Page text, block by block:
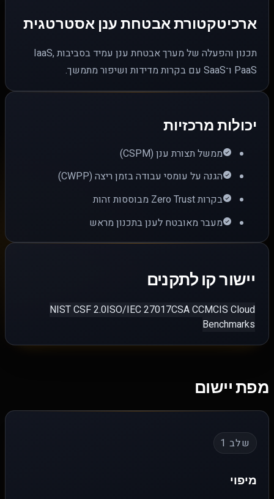
ארכיטקטורת אבטחת ענן אסטרטגית
תכנון והפעלה של מערך אבטחת ענן עמיד בסביבות IaaS,
PaaS ו־SaaS עם בקרות מדידות ושיפור מתמשך.
יכולות מרכזיות
ממשל תצורת ענן (CSPM)
הגנה על עומסי עבודה בזמן ריצה (CWPP)
בקרות Zero Trust מבוססות זהות
מעבר מאובטח לענן בתכנון מראש
יישור קו לתקנים
NIST CSF 2.0ISO/IEC 27017CSA CCMCIS Cloud
Benchmarks
מפת יישום
שלב 1
מיפוי